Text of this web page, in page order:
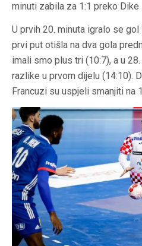
minuti zabila za 1:1 preko Dike
U prvih 20. minuta igralo se
prvi put otišla na dva gola
imali smo plus tri (10:7), a u
razlike u prvom dijelu (14:10).
Francuzi su uspjeli smanjiti na